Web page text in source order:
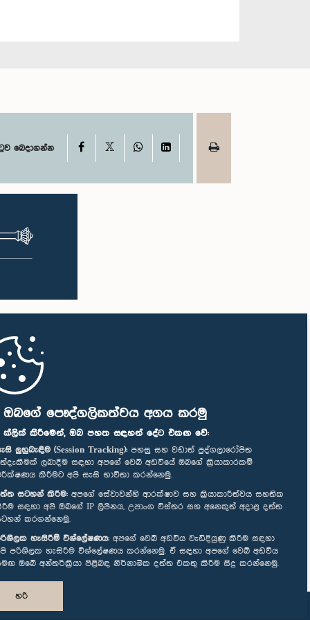
ඔබගේ පෞද්ගලිකත්වය අගය කරමු
ක්ලික් කිරීමෙන්, ඔබ පහත සඳහන් දේට එකඟ වේ:
ලුහුබැඳීම (Session Tracking): පහසු සහ වඩාත් පුද්ගලාරෝපිත
ලබාදීම සඳහා අපගේ වෙබ් අඩවියේ ඔබගේ ක්‍රියාකාරකම්
කිරීමට අපි සැසි භාවිතා කරන්නෙමු.
සටහන් කිරීම: අපගේ සේවාවන්හි ආරක්ෂාව සහ ක්‍රියාකාරීත්වය සහතික
සඳහා අපි ඔබගේ IP ලිපිනය, උපාංග විස්තර සහ අනෙකුත් අදාළ දත්ත
කරගන්නෙමු.
හැසිරීම් විශ්ලේෂණය: අපගේ වෙබ් අඩවිය වැඩිදියුණු කිරීම සඳහා
පරිශීලක හැසිරීම විශ්ලේෂණය කරන්නෙමු. ඒ සඳහා අපගේ වෙබ් අඩවිය
ඔබේ අන්තර්ක්‍රියා පිළිබඳ නිර්නාමික දත්ත එකතු කිරීම සිදු කරන්නෙමු.
හරි
බෙදාගන්න Facebook WhatsAppLinkedIn